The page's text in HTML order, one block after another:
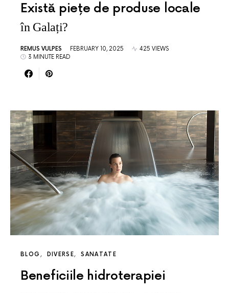
Există piețe de produse locale
în Galați?
REMUS VULPES FEBRUARY 10, 2025
425 VIEWS
3 MINUTE READ
BLOG DIVERSE SANATATE
Beneficiile hidroterapiei